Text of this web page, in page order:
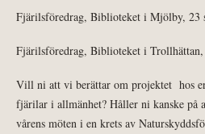
Fjärilsföredrag, Biblioteket i Mjölby, 23
Fjärilsföredrag, Biblioteket i
Vill ni att vi berättar om projektet hos
fjärilar i allmänhet? Håller ni kanske på
vårens möten i en krets av